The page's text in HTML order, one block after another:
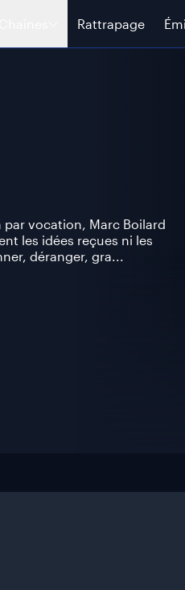
Rattrapage
vocation, Marc Boilard
les idées reçues ni les
déranger, gra...